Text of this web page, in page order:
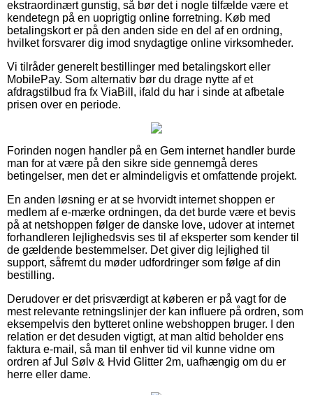
ekstraordinært gunstig, så bør det i nogle tilfælde være et
kendetegn på en uoprigtig online forretning. Køb med
betalingskort er på den anden side en del af en ordning,
hvilket forsvarer dig imod snydagtige online virksomheder.
Vi tilråder generelt bestillinger med betalingskort eller
MobilePay. Som alternativ bør du drage nytte af et
afdragstilbud fra fx ViaBill, ifald du har i sinde at afbetale
prisen over en periode.
Forinden nogen handler på en Gem internet handler burde
man for at være på den sikre side gennemgå deres
betingelser, men det er almindeligvis et omfattende projekt.
En anden løsning er at se hvorvidt internet shoppen er
medlem af e-mærke ordningen, da det burde være et bevis
på at netshoppen følger de danske love, udover at internet
forhandleren lejlighedsvis ses til af eksperter som kender til
de gældende bestemmelser. Det giver dig lejlighed til
support, såfremt du møder udfordringer som følge af din
bestilling.
Derudover er det prisværdigt at køberen er på vagt for de
mest relevante retningslinjer der kan influere på ordren, som
eksempelvis den bytteret online webshoppen bruger. I den
relation er det desuden vigtigt, at man altid beholder ens
faktura e-mail, så man til enhver tid vil kunne vidne om
ordren af Jul Sølv & Hvid Glitter 2m, uafhængig om du er
herre eller dame.